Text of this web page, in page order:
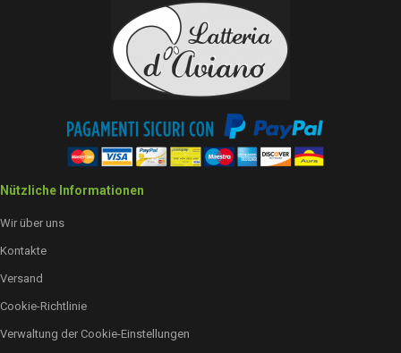
Nützliche Informationen
Wir über uns
Kontakte
Versand
Cookie-Richtlinie
Verwaltung der Cookie-Einstellungen